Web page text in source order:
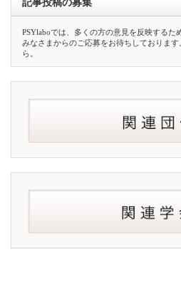
記事投稿の募集
PSYlaboでは、多くの方の意見を反映するた
みなさまからのご応募をお待ちしております
ら。